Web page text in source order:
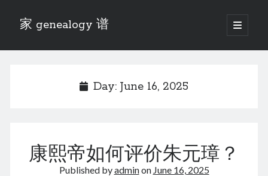
家 genealogy 谱
open
primary
Sidebar
Lü 吕氏
Trade War
Day: June 16, 2025
康熙帝如何评价朱元璋？
Published byadminon June 16, 2025